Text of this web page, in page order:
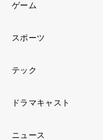
ゲーム
スポーツ
テック
ドラマキャスト
ニュース